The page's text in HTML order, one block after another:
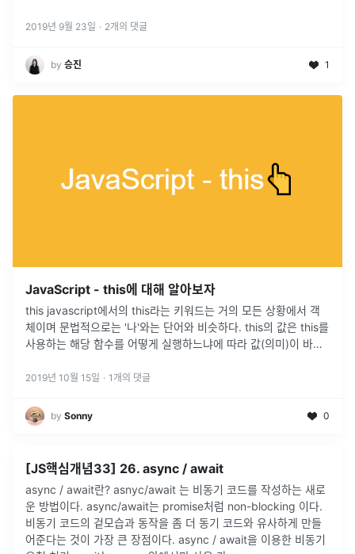
2019년 9월 23일 · 2개의 댓글
by 승진 1
JavaScript - this에 대해 알아보자
this javascript에서의 this라는 키워드는 거의 모든 상황에서 객
체이며 문법적으로는 '나'와는 단어와 비슷하다. this의 값은 this를
사용하는 해당 함수를 어떻게 실행하느냐에 따라 값(의미)이 바뀐
각각의 방식에 따라 가리키는 주체가 달라진다. 1. Regular ...
2019년 10월 15일 · 1 개의 댓글
by Sonny 0
[JS핵심개념33] 26. async / await
async / await란? asnyc/await 는 비동기 코드를 작성하는 새로
운 방법이다. async/await는 promise처럼 non-blocking 이다.
비동기 코드의 겉모습과 동작을 좀 더 동기 코드와 유사하게 만들
어준다는 것이 가장 큰 장점이다. async / await을 이용한 비동기